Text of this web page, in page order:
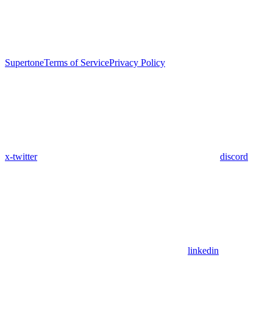
SupertoneTerms of ServicePrivacy Policy
x-twitter discord
linkedin